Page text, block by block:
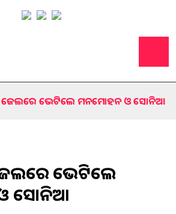
ଜେଲରେ ଭେଟିଲେ ମନମୋହନ ଓ ସୋନିଆ
ଜେଲରେ ଭେଟିଲେ
ସୋନିଆ